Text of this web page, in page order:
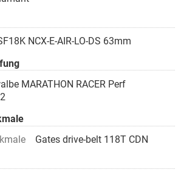
NCX-E-AIR-LO-DS 63mm
MARATHON RACER Perf
Gates drive-belt 118T CDN